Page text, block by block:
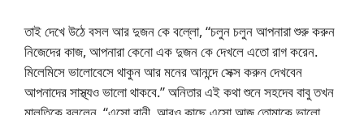
তাই দেখে উঠে বসল আর দুজন কে বল্লো, “চলুন চলুন আপনারা শুরু করুন
নিজেদের কাজ, আপনারা কেনো এক দুজন কে দেখলে এতো রাগ করেন.
মিলেমিসে ভালোবেসে থাকুন আর মনের আনন্দে সেক্স করুন দেখবেন
আপনাদের সাস্থ্যও ভালো থাকবে.” অনিতার এই কথা শুনে সহদেব বাবু তখন